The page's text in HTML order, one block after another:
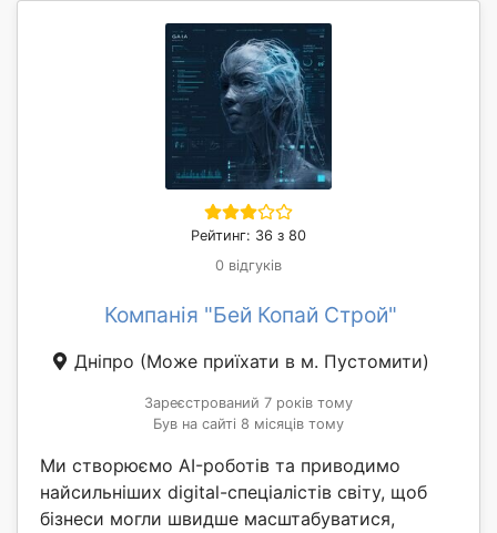
Рейтинг: 36 з 80
0 відгуків
Компанія "Бей Копай Строй"
Дніпро (Може приїхати в м. Пустомити)
Зареєстрований 7 років тому
Був на сайті 8 місяців тому
Ми створюємо AI-роботів та приводимо
найсильніших digital-спеціалістів світу, щоб
бізнеси могли швидше масштабуватися,